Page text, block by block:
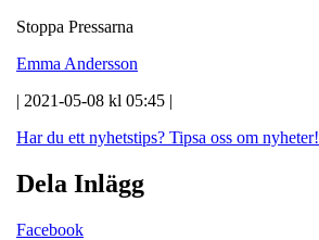
Stoppa Pressarna
Emma Andersson
| 2021-05-08 kl 05:45 |
Har du ett nyhetstips? Tipsa oss om nyheter!
Dela Inlägg
Facebook